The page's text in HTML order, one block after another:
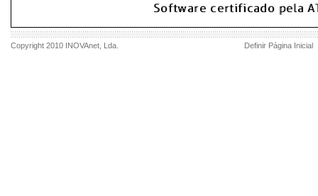
Copyright 2010 INOVAnet , Lda. Definir Página Inicial